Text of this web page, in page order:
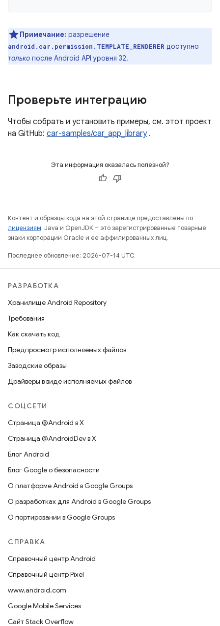
Примечание: разрешение
android.car.permission.TEMPLATE_RENDERER доступно
только после Android API уровня 32.
Проверьте интеграцию
Чтобы собрать и установить примеры, см. этот проект
на GitHub: car-samples/car_app_library.
Эта информация оказалась полезной?
Контент и образцы кода на этой странице предоставлены по
лицензиям. Java и OpenJDK – это зарегистрированные товарные
знаки корпорации Oracle и ее аффилированных лиц.
Последнее обновление: 2026-07-14 UTC.
РАЗРАБОТКА
Хранилище Android Repository
Требования
Как скачать код
Предпросмотр исполняемых файлов
Заводские образы
Драйверы в виде исполняемых файлов
СОЦСЕТИ
Страница @Android в X
Страница @AndroidDev в X
Блог Android
Блог Google о безопасности
О платформе Android в Google Groups
О разработках для Android в Google Groups
О портировании в Google Groups
СПРАВКА
Справочный центр Android
Справочный центр Pixel
www.android.com
Google Mobile Services
Сайт Stack Overflow